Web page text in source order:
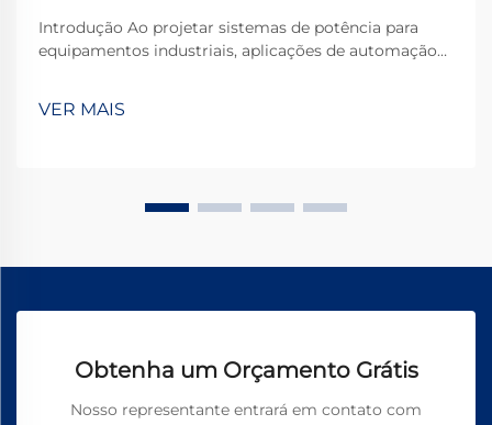
Introdução Ao projetar sistemas de potência para
equipamentos industriais, aplicações de automação
fundamental: motores CC 24V ou motores CA 24V?
VER MAIS
Obtenha um Orçamento Grátis
Nosso representante entrará em contato com